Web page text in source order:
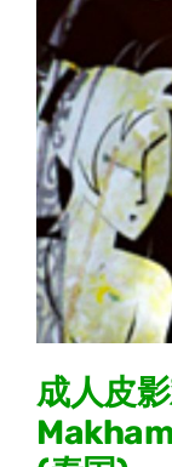
成人皮